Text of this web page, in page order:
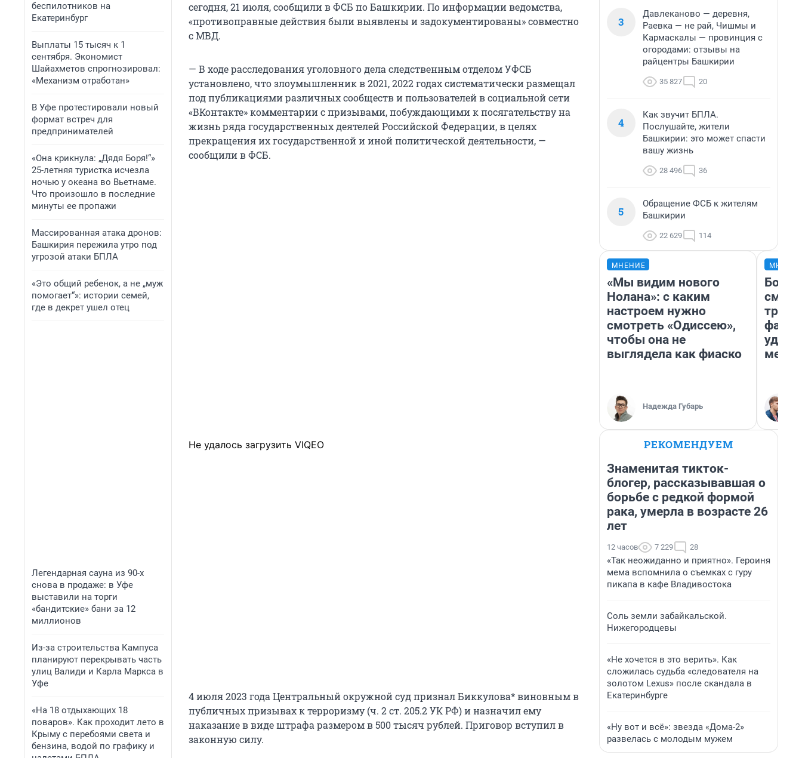
беспилотников на
Екатеринбург
Выплаты 15 тысяч к 1
сентября. Экономист
Шайахметов спрогнозировал:
«Механизм отработан»
В Уфе протестировали новый
формат встреч для
предпринимателей
«Она крикнула: „Дядя Боря!“»
25-летняя туристка исчезла
ночью у океана во Вьетнаме.
Что произошло в последние
минуты ее пропажи
Массированная атака дронов:
Башкирия пережила утро под
угрозой атаки БПЛА
«Это общий ребенок, а не „муж
помогает“»: истории семей,
где в декрет ушел отец
Легендарная сауна из 90-х
снова в продаже: в Уфе
выставили на торги
«бандитские» бани за 12
миллионов
Из-за строительства Кампуса
планируют перекрывать часть
улиц Валиди и Карла Маркса в
Уфе
«На 18 отдыхающих 18
поваров». Как проходит лето в
Крыму с перебоями света и
бензина, водой по графику и
сегодня, 21 июля, сообщили в ФСБ по Башкирии. По информации ведомства,
«противоправные действия были выявлены и задокументированы» совместно
с МВД.
— В ходе расследования уголовного дела следственным отделом УФСБ
установлено, что злоумышленник в 2021, 2022 годах систематически размещал
под публикациями различных сообществ и пользователей в социальной сети
«ВКонтакте» комментарии с призывами, побуждающими к посягательству на
жизнь ряда государственных деятелей Российской Федерации, в целях
прекращения их государственной и иной политической деятельности, —
сообщили в ФСБ.
Не удалось загрузить VIQEO
4 июля 2023 года Центральный окружной суд признал Биккулова* виновным в
публичных призывах к терроризму (ч. 2 ст. 205.2 УК РФ) и назначил ему
наказание в виде штрафа размером в 500 тысяч рублей. Приговор вступил в
законную силу.
3
Давлеканово — деревня,
Раевка — не рай, Чишмы и
Кармаскалы — провинция с
огородами: отзывы на
райцентры Башкирии
35 827 20
4
Как звучит БПЛА.
Послушайте, жители
Башкирии: это может спасти
вашу жизнь
28 496 36
5
Обращение ФСБ к жителям
Башкирии
22 629 114
МНЕНИЕ
«Мы видим нового
Нолана»: с каким
настроем нужно
смотреть «Одиссею»,
чтобы она не
выглядела как фиаско
Надежда Губарь
месте
РЕКОМЕНДУЕМ
Знаменитая тикток-
блогер, рассказывавшая о
борьбе с редкой формой
рака, умерла в возрасте 26
лет
12 часов 7 229 28
«Так неожиданно и приятно». Героиня
мема вспомнила о съемках с гуру
пикапа в кафе Владивостока
Соль земли забайкальской.
Нижегородцевы
«Не хочется в это верить». Как
сложилась судьба «следователя на
золотом Lexus» после скандала в
Екатеринбурге
«Ну вот и всё»: звезда «Дома-2»
развелась с молодым мужем